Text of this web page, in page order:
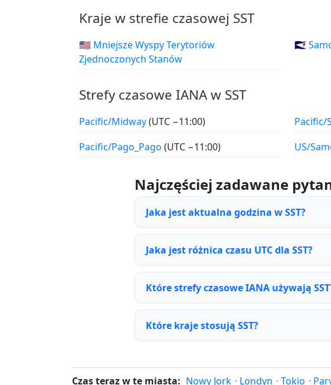
Kraje w strefie czasowej SST
🇺🇲 Mniejsze Wyspy Terytoriów
Zjednoczonych Stanów
🇦🇸
Strefy czasowe IANA w SST
Pacific/Midway(UTC −11:00)
Pacific/Pago_Pago (UTC −11:00)
Pacific/
US/
Najczęściej zadawane
Jaka jest aktualna godzina w SST?
Jaka jest różnica czasu UTC dla SST?
Które strefy czasowe IANA używają
Które kraje stosują SST?
Czas teraz w te miasta: Nowy Jork · Londyn · Tokio ·